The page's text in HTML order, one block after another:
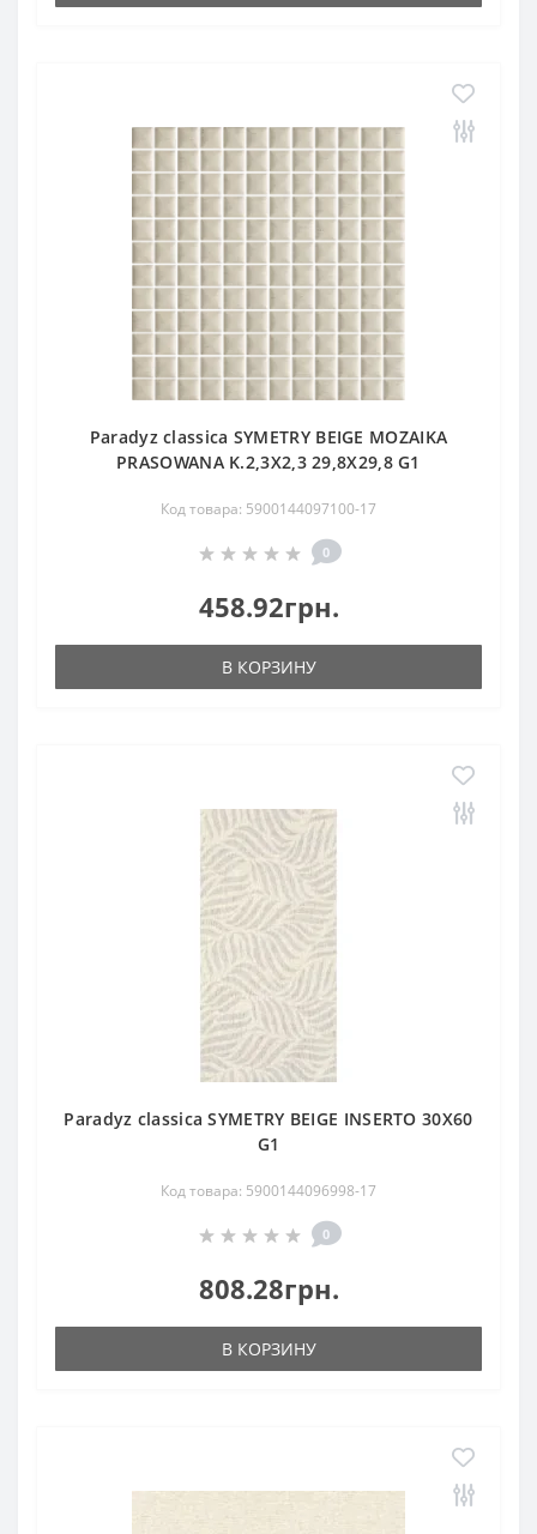
Paradyz classica SYMETRY BEIGE MOZAIKA
PRASOWANA K.2,3X2,3 29,8X29,8 G1
Код товара: 5900144097100-17
0
458.92грн.
В КОРЗИНУ
Paradyz classica SYMETRY BEIGE INSERTO 30X60
G1
Код товара: 5900144096998-17
0
808.28грн.
В КОРЗИНУ